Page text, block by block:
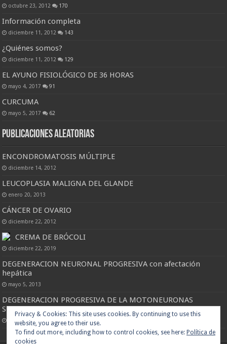
octubre 23, 2012 170
Información completa
diciembre 11, 2012 143
¿Quiénes somos?
diciembre 11, 2012 129
EL AYUNO FISIOLÓGICO DE 36 HORAS
mayo 4, 2017 91
CURCUMA
mayo 5, 2017 62
Publicaciones Aleatorias
ENCONDROMATOSIS MÚLTIPLE
diciembre 14, 2012
LEUCOPLASIA MALIGNA DEL GLANDE
enero 20, 2013
CÁNCER DE OVARIO
diciembre 22, 2012
CREMA DE BRÓCOLI
diciembre 22, 2019
DEGENERACION NEURONAL PROGRESIVA con afectación
hepática
mayo 5, 2013
DEGENERACION PROGRESIVA DE LA MOTONEURONAS
SUPERIOR E INFERIOR
noviembre 24, 2014
Privacy & Cookies: This site uses cookies. By continuing to use this
website, you agree to their use.
To find out more, including how to control cookies, see here: Política de
cookies